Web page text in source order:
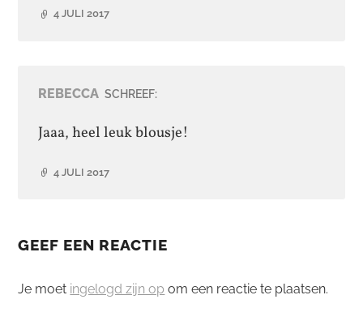
4 JULI 2017
REBECCA SCHREEF:
Jaaa, heel leuk blousje!
4 JULI 2017
GEEF EEN REACTIE
Je moet ingelogd zijn op om een reactie te plaatsen.